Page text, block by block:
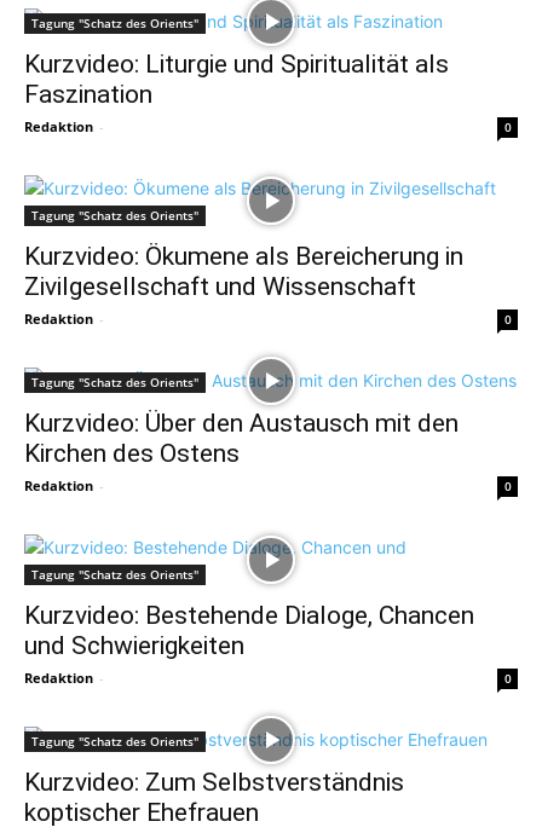
Tagung "Schatz des Orients"
Kurzvideo: Liturgie und Spiritualität als
Faszination
Redaktion - 0
Tagung "Schatz des Orients"
Kurzvideo: Ökumene als Bereicherung in
Zivilgesellschaft und Wissenschaft
Redaktion - 0
Tagung "Schatz des Orients"
Kurzvideo: Über den Austausch mit den
Kirchen des Ostens
Redaktion - 0
Tagung "Schatz des Orients"
Kurzvideo: Bestehende Dialoge, Chancen
und Schwierigkeiten
Redaktion - 0
Tagung "Schatz des Orients"
Kurzvideo: Zum Selbstverständnis
koptischer Ehefrauen